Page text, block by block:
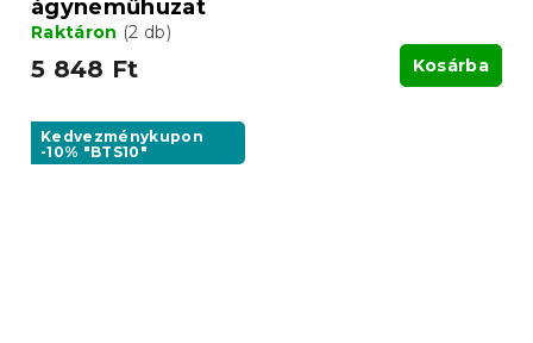
ágyneműhuzat
Raktáron (2 db)
5 848 Ft Kosárba
Kedvezménykupon
-10% "BTS10"